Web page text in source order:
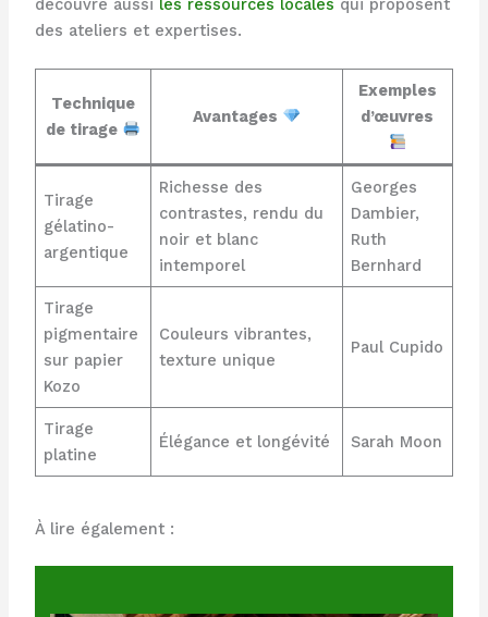
découvre aussi les ressources locales qui proposent
des ateliers et expertises.
Technique
de tirage
Avantages
Exemples
d’œuvres
Tirage
gélatino-
argentique
Richesse des
contrastes, rendu du
noir et blanc
intemporel
Georges
Dambier,
Ruth
Bernhard
Tirage
pigmentaire
sur papier
Kozo
Couleurs vibrantes,
texture unique
Paul Cupido
Tirage
platine
Élégance et longévité Sarah Moon
À lire également :